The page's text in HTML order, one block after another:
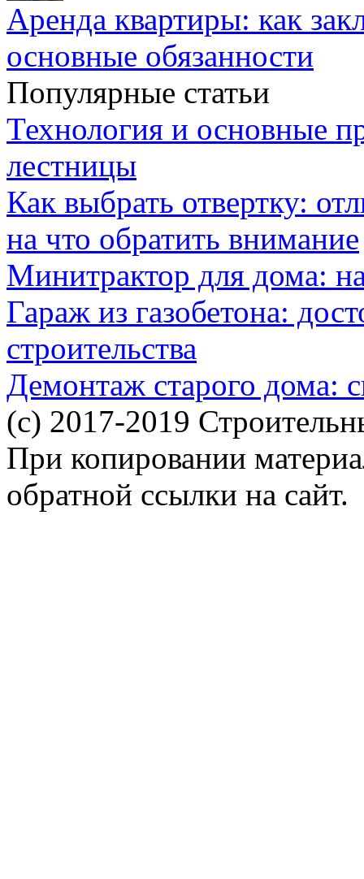
Аренда квартиры: как
основные обязанности
Популярные статьи
Технология и основные
лестницы
Как выбрать отвертку:
на что обратить внимание
Минитрактор для дома:
Гараж из газобетона:
строительства
Демонтаж старого дома:
(c) 2017-2019
При копировании
обратной ссылки на сайт.